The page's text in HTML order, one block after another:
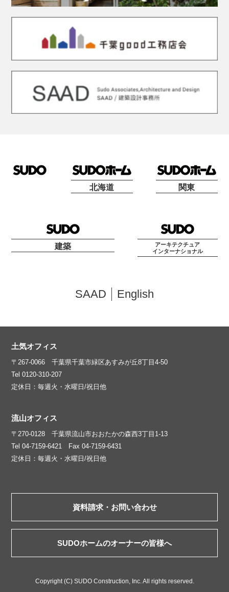
北海道 関東
建築
アーキテクチュア
インターナショナル
SAAD English
土気オフィス
〒267-0066 千葉県千葉市緑区あすみが丘8丁目4-50
Tel 0120-310-207
定休日：毎週火・水曜日/祝日他
流山オフィス
〒270-0128 千葉県流山市おおたかの森西3丁目1-13
Tel 04-7159-6421 Fax 04-7159-6431
定休日：毎週火・水曜日/祝日他
資料請求・お問い合わせ
SUDOホームのオーナーの皆様へ
Copyright (C) SUDO Construction, Inc. All rights reserved.